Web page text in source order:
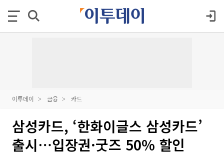
이투데이 금융 카드
삼성카드, ‘한화이글스 삼성카드’
출시⋯입장권·굿즈 50% 할인